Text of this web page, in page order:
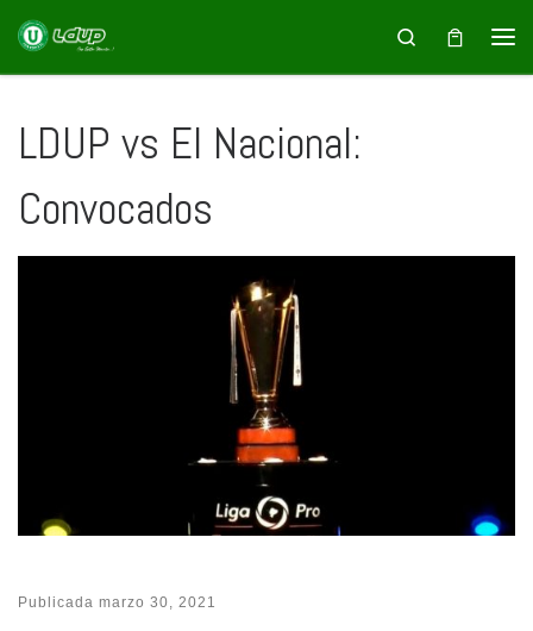
Saltar al contenido Search
LDUP vs El Nacional:
Convocados
Publicada marzo 30, 2021